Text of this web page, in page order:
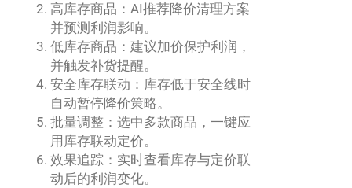
高库存商品：AI推荐降价清理方案
并预测利润影响。
低库存商品：建议加价保护利润，
并触发补货提醒。
安全库存联动：库存低于安全线时
自动暂停降价策略。
批量调整：选中多款商品，一键应
用库存联动定价。
效果追踪：实时查看库存与定价联
动后的利润变化。